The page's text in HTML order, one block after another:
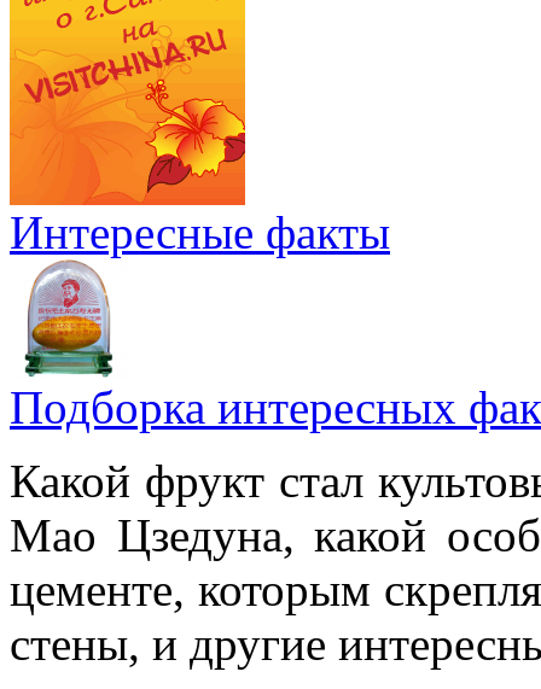
Интересные факты
Подборка интересных
Какой фрукт стал
Мао Цзедуна, какой
цементе, которым
стены, и другие